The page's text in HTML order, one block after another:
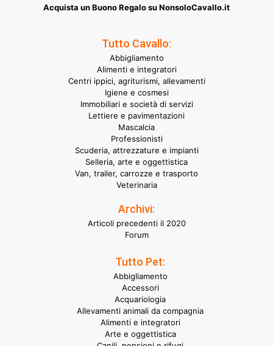
Acquista un Buono Regalo su NonsoloCavallo.it
Tutto Cavallo:
Abbigliamento
Alimenti e integratori
Centri ippici, agriturismi, allevamenti
Igiene e cosmesi
Immobiliari e società di servizi
Lettiere e pavimentazioni
Mascalcia
Professionisti
Scuderia, attrezzature e impianti
Selleria, arte e oggettistica
Van, trailer, carrozze e trasporto
Veterinaria
Archivi:
Articoli precedenti il 2020
Forum
Tutto Pet:
Abbigliamento
Accessori
Acquariologia
Allevamenti animali da compagnia
Alimenti e integratori
Arte e oggettistica